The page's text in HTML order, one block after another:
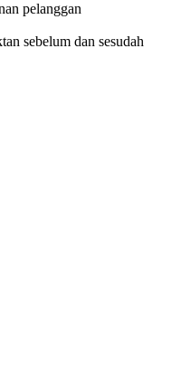
pelanggan
sebelum dan sesudah